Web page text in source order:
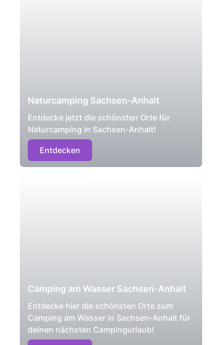
Naturcamping Sachsen-Anhalt
Entdecke jetzt die schönsten Orte für
Naturcamping in Sachsen-Anhalt!
Entdecken
Camping am Wasser Sachsen-Anhalt
Entdecke hier die schönsten Orte zum
Camping am Wasser in Sachsen-Anhalt für
deinen nächsten Campingurlaub!